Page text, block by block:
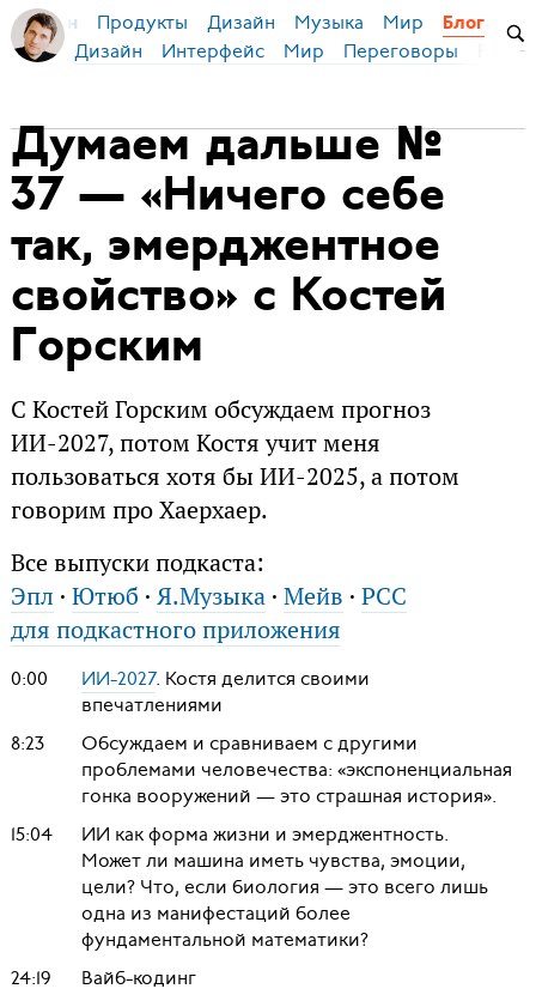
Бирман Продукты Дизайн Музыка Мир Блог
Дизайн Интерфейс Мир Переговоры
Думаем дальше №
37 — «Ничего себе
так, эмерджентное
свойство» с Костей
Горским
С Костей Горским обсуждаем прогноз
ИИ-2027, потом Костя учит меня
пользоваться хотя бы ИИ-2025, а потом
говорим про Хаерхаер.
Все выпуски подкаста:
Эпл · Ютюб · Я.Музыка· Мейв · РСС
для подкастного приложения
0:00 ИИ-2027. Костя делится своими
впечатлениями
8:23
Обсуждаем и сравниваем с другими
проблемами человечества: «экспоненциальная
гонка вооружений — это страшная история».
15:04
ИИ как форма жизни и эмерджентность.
Может ли машина иметь чувства, эмоции,
цели? Что, если биология — это всего лишь
одна из манифестаций более
фундаментальной математики?
24:19
Вайб-кодинг